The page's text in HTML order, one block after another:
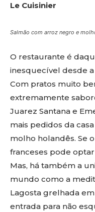
Le Cuisinier
Salmão com arroz negro e
O restaurante é
inesquecível desde
Com pratos muito
extremamente
Juarez Santana e
mais pedidos da
molho holandês. Se
franceses pode
Mas, há também a
mundo como a
Lagosta grelhada
entrada para não